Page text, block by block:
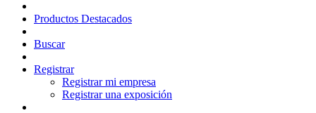
Productos Destacados
Buscar
Registrar
Registrar mi empresa
Registrar una exposición